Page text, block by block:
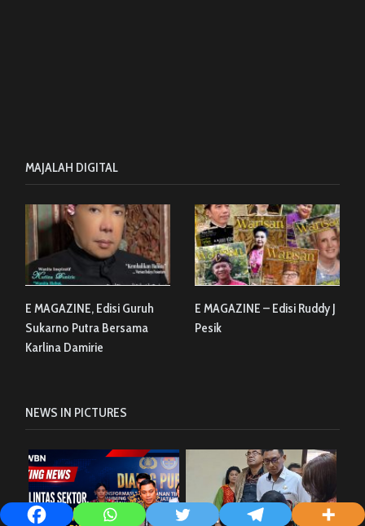
MAJALAH DIGITAL
E MAGAZINE, Edisi Guruh
Sukarno Putra Bersama
Karlina Damirie
E MAGAZINE – Edisi Ruddy J
Pesik
NEWS IN PICTURES